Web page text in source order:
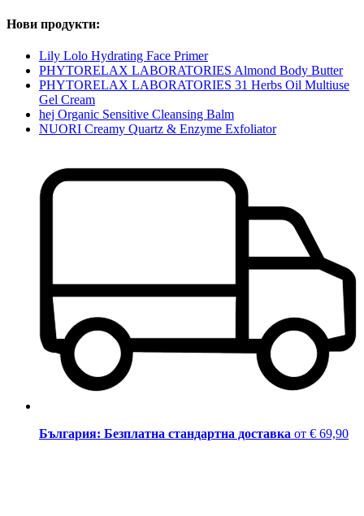
Нови продукти:
Lily Lolo Hydrating Face Primer
PHYTORELAX LABORATORIES Almond Body Butter
PHYTORELAX LABORATORIES 31 Herbs Oil Multiuse
Gel Cream
hej Organic Sensitive Cleansing Balm
NUORI Creamy Quartz & Enzyme Exfoliator
България: Безплатна стандартна доставка от € 69,90